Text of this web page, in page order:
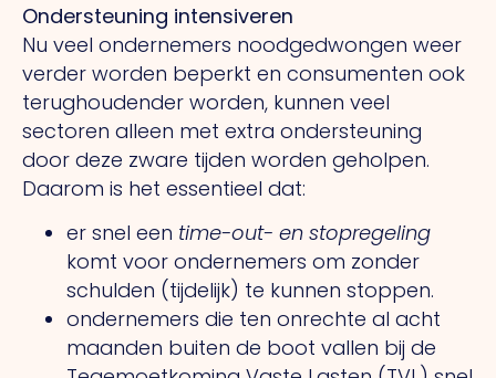
Ondersteuning intensiveren
Nu veel ondernemers noodgedwongen weer
verder worden beperkt en consumenten ook
terughoudender worden, kunnen veel
sectoren alleen met extra ondersteuning
door deze zware tijden worden geholpen.
Daarom is het essentieel dat:
er snel een time-out- en stopregeling
komt voor ondernemers om zonder
schulden (tijdelijk) te kunnen stoppen.
ondernemers die ten onrechte al acht
maanden buiten de boot vallen bij de